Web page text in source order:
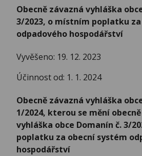
Obecně závazná vyhláška
3/2023, o místním poplatku
odpadového hospodářství
Vyvěšeno: 19. 12. 2023
Účinnost od: 1. 1. 2024
Obecně závazná vyhláška
1/2024, kterou se mění
vyhláška obce Domanín č. 3/
poplatku za obecní systém
hospodářství